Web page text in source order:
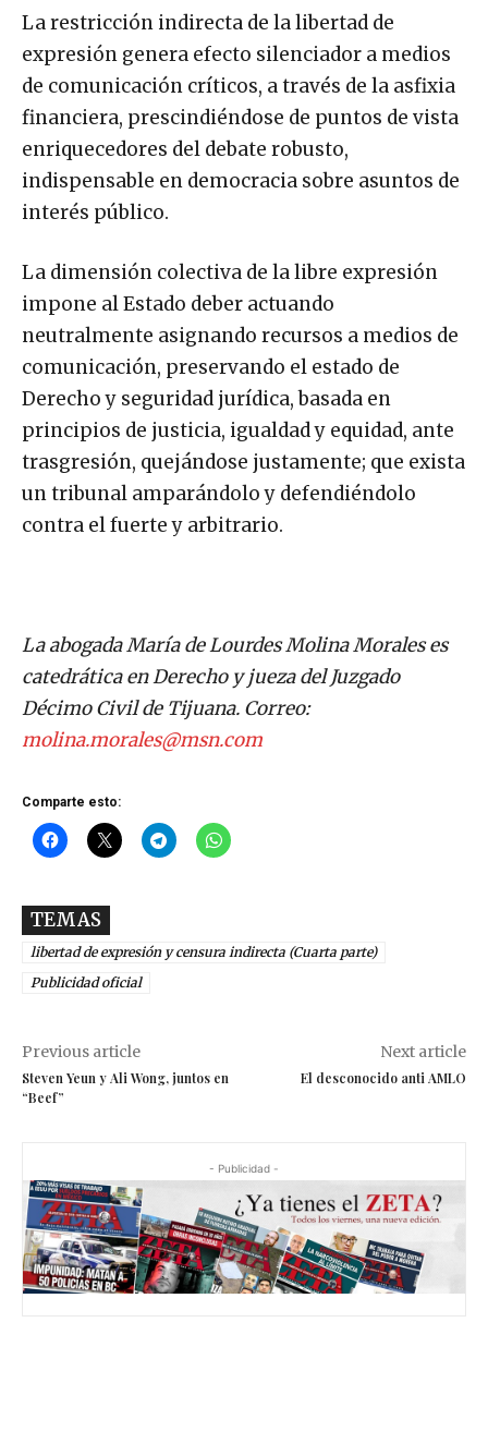
La restricción indirecta de la libertad de
expresión genera efecto silenciador a medios
de comunicación críticos, a través de la asfixia
financiera, prescindiéndose de puntos de vista
enriquecedores del debate robusto,
indispensable en democracia sobre asuntos de
interés público.
La dimensión colectiva de la libre expresión
impone al Estado deber actuando
neutralmente asignando recursos a medios de
comunicación, preservando el estado de
Derecho y seguridad jurídica, basada en
principios de justicia, igualdad y equidad, ante
trasgresión, quejándose justamente; que exista
un tribunal amparándolo y defendiéndolo
contra el fuerte y arbitrario.
La abogada María de Lourdes Molina Morales es
catedrática en Derecho y jueza del Juzgado
Décimo Civil de Tijuana. Correo:
molina.morales@msn.com
Comparte esto:
TEMAS
libertad de expresión y censura indirecta (Cuarta parte)
Publicidad oficial
Previous article
Steven Yeun y Ali Wong, juntos en
“Beef”
Next article
El desconocido anti AMLO
- Publicidad -